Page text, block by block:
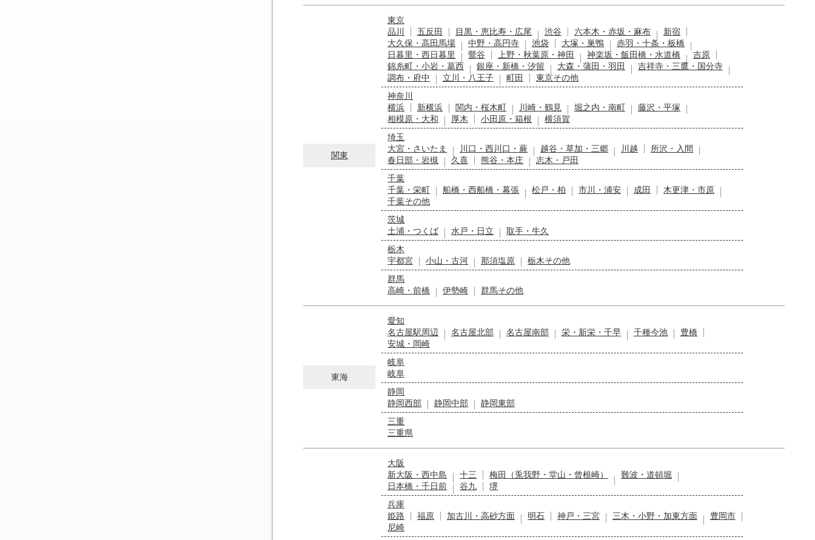
関東
東京
品川
五反田 目黒・恵比寿・広尾 渋谷 六本木・赤坂・麻布
新宿
大久保・高田馬場
中野・高円寺 池袋 大塚・巣鴨
赤羽・十条・板橋
日暮里・西日暮里
鶯谷 上野・秋葉原・神田 神楽坂・飯田橋・水道橋
吉原
錦糸町・小岩・葛西
銀座・新橋・汐留 大森・蒲田・羽田
吉祥寺・三鷹・国分寺
調布・府中
立川・八王子 町田
東京その他
神奈川
横浜
新横浜 関内・桜木町 川崎・鶴見 堀之内・南町
藤沢・平塚
相模原・大和
厚木 小田原・箱根
横須賀
埼玉
大宮・さいたま
川口・西川口・蕨 越谷・草加・三郷 川越
所沢・入間
春日部・岩槻
久喜 熊谷・本庄
志木・戸田
千葉
千葉・栄町
船橋・西船橋・幕張 松戸・柏 市川・浦安 成田
木更津・市原
千葉その他
茨城
土浦・つくば
水戸・日立
取手・牛久
栃木
宇都宮
小山・古河 那須塩原
栃木その他
群馬
高崎・前橋
伊勢崎 群馬その他
東海
愛知
名古屋駅周辺
名古屋北部 名古屋南部 栄・新栄・千早 千種今池
豊橋
安城・岡崎
岐阜
岐阜
静岡
静岡西部
静岡中部
静岡東部
三重
三重県
大阪
新大阪・西中島
十三 梅田（兎我野・堂山・曾根崎）
難波・道頓堀
日本橋・千日前
谷九
堺
兵庫
姫路
福原 加古川・高砂方面 明石 神戸・三宮 三木・小野・加東方面
豊岡市
尼崎